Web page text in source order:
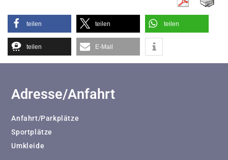
teilen teilen teilen
teilen E-Mail
Adresse/Anfahrt
Anfahrt/Parkplätze
Sportplätze
Umkleide